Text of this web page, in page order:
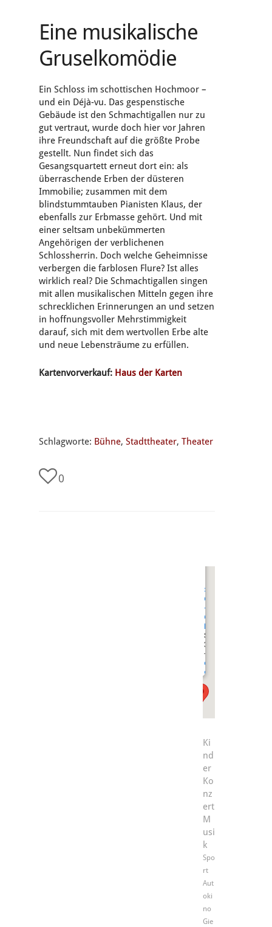
Eine musikalische
Gruselkomödie
Ein Schloss im schottischen Hochmoor –
und ein Déjà-vu. Das gespenstische
Gebäude ist den Schmachtigallen nur zu
gut vertraut, wurde doch hier vor Jahren
ihre Freundschaft auf die größte Probe
gestellt. Nun findet sich das
Gesangsquartett erneut dort ein: als
überraschende Erben der düsteren
Immobilie; zusammen mit dem
blindstummtauben Pianisten Klaus, der
ebenfalls zur Erbmasse gehört. Und mit
einer seltsam unbekümmerten
Angehörigen der verblichenen
Schlossherrin. Doch welche Geheimnisse
verbergen die farblosen Flure? Ist alles
wirklich real? Die Schmachtigallen singen
mit allen musikalischen Mitteln gegen ihre
schrecklichen Erinnerungen an und setzen
in hoffnungsvoller Mehrstimmigkeit
darauf, sich mit dem wertvollen Erbe alte
und neue Lebensträume zu erfüllen.
Kartenvorverkauf: Haus der Karten
Schlagworte: Bühne, Stadttheater, Theater
0
Stadttheater
Gießen
-
Großes
Haus
Südanlage 1
35390 Gießen
+49 (0) 641 - 79 57
giessen.de
Ki
nd
er
Ko
nz
ert
M
usi
k
Spo
rt
Aut
oki
no
Gie